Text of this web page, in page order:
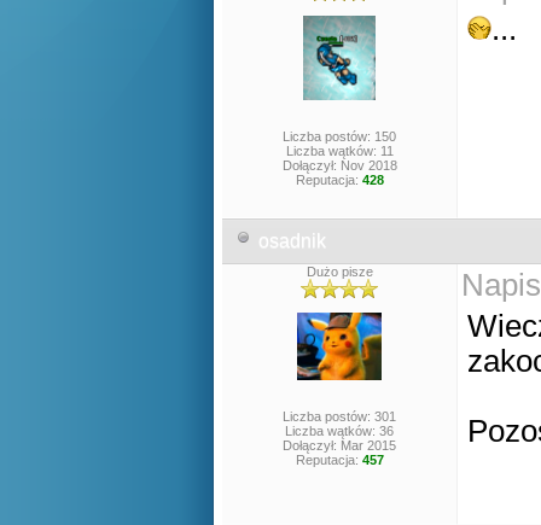
Liczba postów: 150
Liczba wątków: 11
Dołączył: Nov 2018
Reputacja: 428
...
osadnik
Dużo pisze
Liczba postów: 301
Liczba wątków: 36
Dołączył: Mar 2015
Reputacja: 457